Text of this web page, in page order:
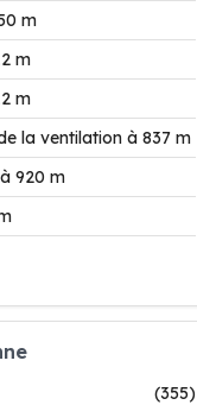
m
m
m
la ventilation à 837 m
920 m
(355)